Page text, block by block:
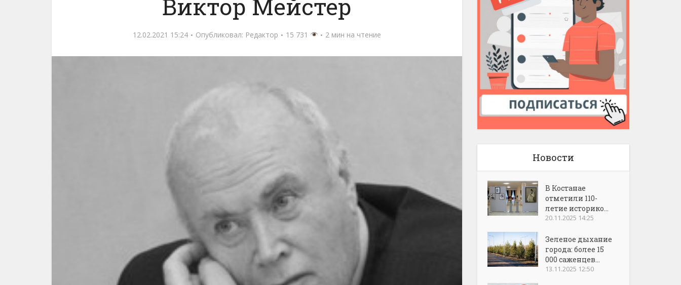
Виктор Мейстер
12.02.2021 15:24 Опубликовал: Редактор 15 731 2 мин на чтение
Новости
В Костанае
отметили 110-
летие историко...
20.11.2025 14:25
Зеленое дыхание
города: более 15
000 саженцев...
13.11.2025 12:50